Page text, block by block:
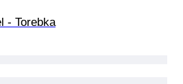
- Torebka